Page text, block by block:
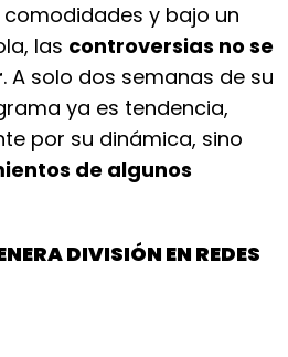
y bajo un
las controversias no se
. A solo dos semanas de su
ya es tendencia,
por su dinámica, sino
de algunos
DIVISIÓN EN REDES